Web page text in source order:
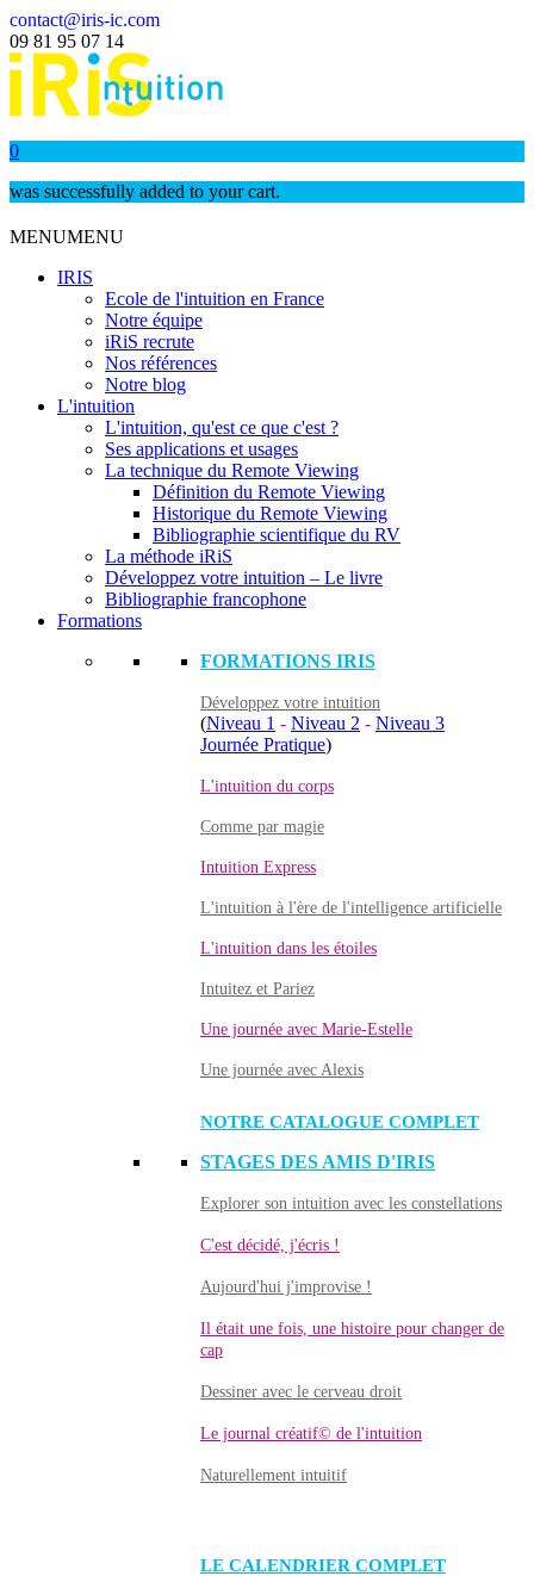
contact@iris-ic.com
09 81 95 07 14
0
was successfully added to your cart.
MENUMENU
IRIS
Ecole de l'intuition en France
Notre équipe
iRiS recrute
Nos références
Notre blog
L'intuition
L'intuition, qu'est ce que c'est ?
Ses applications et usages
La technique du Remote Viewing
Définition du Remote Viewing
Historique du Remote Viewing
Bibliographie scientifique du RV
La méthode iRiS
Développez votre intuition – Le livre
Bibliographie francophone
Formations
FORMATIONS IRIS
Développez votre intuition
(Niveau 1 - Niveau 2 - Niveau 3
Journée Pratique)
L'intuition du corps
Comme par magie
Intuition Express
L'intuition à l'ère de l'intelligence artificielle
L'intuition dans les étoiles
Intuitez et Pariez
Une journée avec Marie-Estelle
Une journée avec Alexis
NOTRE CATALOGUE COMPLET
STAGES DES AMIS D'IRIS
Explorer son intuition avec les constellations
C'est décidé, j'écris !
Aujourd'hui j'improvise !
Il était une fois, une histoire pour changer de
cap
Dessiner avec le cerveau droit
Le journal créatif© de l'intuition
Naturellement intuitif
LE CALENDRIER COMPLET